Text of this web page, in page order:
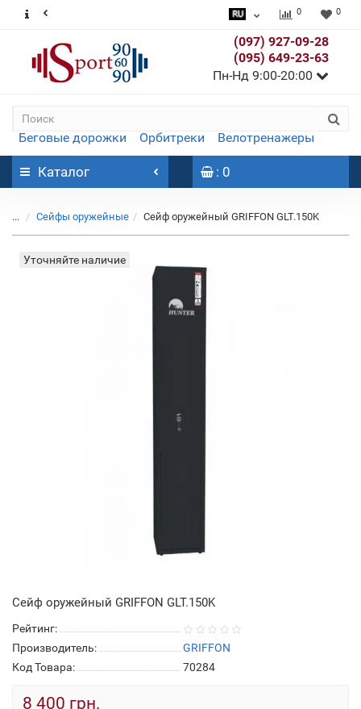
0 0
(097) 927-09-28
(095) 649-23-63
Пн-Нд 9:00-20:00
Беговые дорожки Орбитреки Велотренажеры
Каталог : 0
... Сейфы оружейные Сейф оружейный GRIFFON GLT.150K
Уточняйте наличие
Сейф оружейный GRIFFON GLT.150K
Рейтинг:
Производитель:
GRIFFON
Код Товара:
70284
8 400 грн.